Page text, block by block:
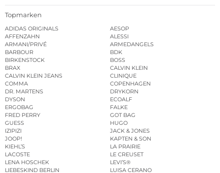
Topmarken
ADIDAS ORIGINALS
AESOP
AFFENZAHN
ALESSI
ARMANI/PRIVÉ
ARMEDANGELS
BARBOUR
BDK
BIRKENSTOCK
BOSS
BRAX
CALVIN KLEIN
CALVIN KLEIN JEANS
CLINIQUE
COMMA
COPENHAGEN
DR. MARTENS
DRYKORN
DYSON
ECOALF
ERGOBAG
FALKE
FRED PERRY
GOT BAG
GUESS
HUGO
IZIPIZI
JACK & JONES
JOOP!
KAPTEN & SON
KIEHL’S
LA PRAIRIE
LACOSTE
LE CREUSET
LENA HOSCHEK
LEVI’S®
LIEBESKIND BERLIN
LUISA CERANO